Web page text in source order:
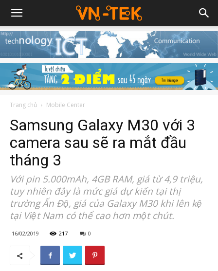
Trang chủ Mobile Center
Samsung Galaxy M30 với 3
camera sau sẽ ra mắt đầu
tháng 3
Với pin 5.000mAh, 4GB RAM, giá từ 4,9 triệu,
tuy nhiên đây là mức giá dự kiến tại thị
trường Ấn Độ, giá của Galaxy M30 khi lên kệ
tại Việt Nam có thể cao hơn một chút.
16/02/2019 217 0